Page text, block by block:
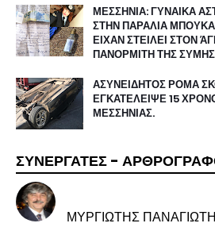
ΜΕΣΣΗΝΙΑ: ΓΥΝΑΙΚΑ
ΣΤΗΝ ΠΑΡΑΛΙΑ
ΕΙΧΑΝ ΣΤΕΙΛΕΙ ΣΤΟΝ
ΠΑΝΟΡΜΙΤΗ ΤΗΣ ΣΥΜΗΣ
ΑΣΥΝΕΙΔΗΤΟΣ ΡΟΜΑ
ΕΓΚΑΤΕΛΕΙΨΕ 15
ΜΕΣΣΗΝΙΑΣ.
ΣΥΝΕΡΓΑΤΕΣ -
ΜΥΡΓΙΩΤΗΣ